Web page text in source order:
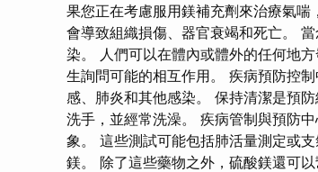
果您正在考慮服用鎂補充劑來治療氣
會導致組織損傷、器官衰竭和死亡。
染。 人們可以在體內或體外的任何地
生詢問可能的相互作用。 疾病預防控
感、肺炎和其他感染。 保持清潔是預
洗手，並經常洗澡。 疾病管制與預防
象。 這些測試可能包括肺活量測定或
鎂。 除了這些藥物之外，硫酸鎂還可